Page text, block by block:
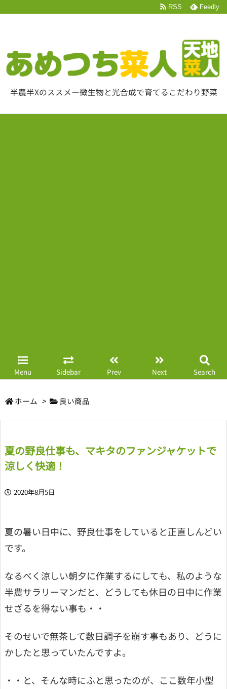
半農半Xのススメー微生物と光合成で育てるこだわり野菜
Menu Sidebar Prev Next Search
RSS Feedly
ホーム > 良い商品
夏の野良仕事も、マキタのファンジャケットで
涼しく快適！
2020年8月5日
夏の暑い日中に、野良仕事をしていると正直しんどい
です。
なるべく涼しい朝夕に作業するにしても、私のような
半農サラリーマンだと、どうしても休日の日中に作業
せざるを得ない事も・・
そのせいで無茶して数日調子を崩す事もあり、どうに
かしたと思っていたんですよ。
・・と、そんな時にふと思ったのが、ここ数年小型